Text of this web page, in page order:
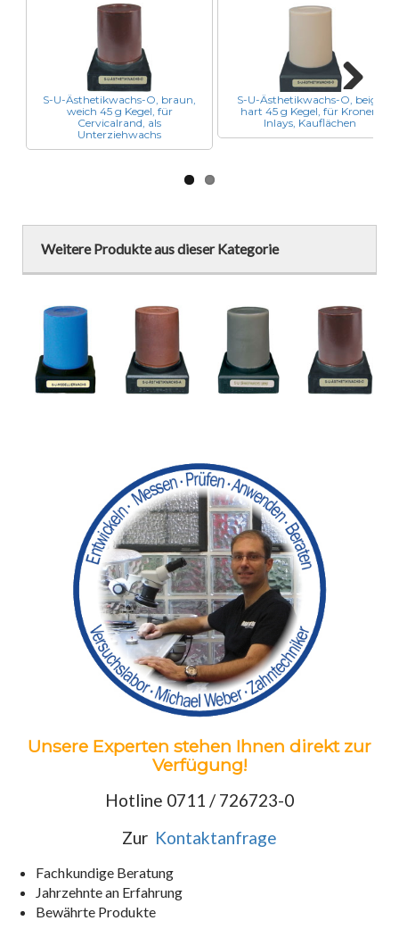
S-U-Ästhetikwachs-O, braun,
weich 45 g Kegel, für
Cervicalrand, als
Unterziehwachs
S-U-Ästhetikwachs-O, beige,
hart 45 g Kegel, für Kronen,
Inlays, Kauflächen
Next
Weitere Produkte aus dieser Kategorie
Unsere Experten stehen Ihnen direkt zur
Verfügung!
Hotline 0711 / 726723-0
Zur Kontaktanfrage
Fachkundige Beratung
Jahrzehnte an Erfahrung
Bewährte Produkte